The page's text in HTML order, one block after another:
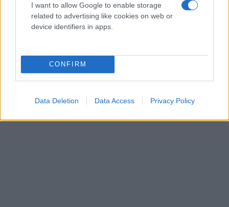
I want to allow Google to enable storage
related to advertising like cookies on web or
device identifiers in apps.
CONFIRM
Data Deletion Data Access Privacy Policy